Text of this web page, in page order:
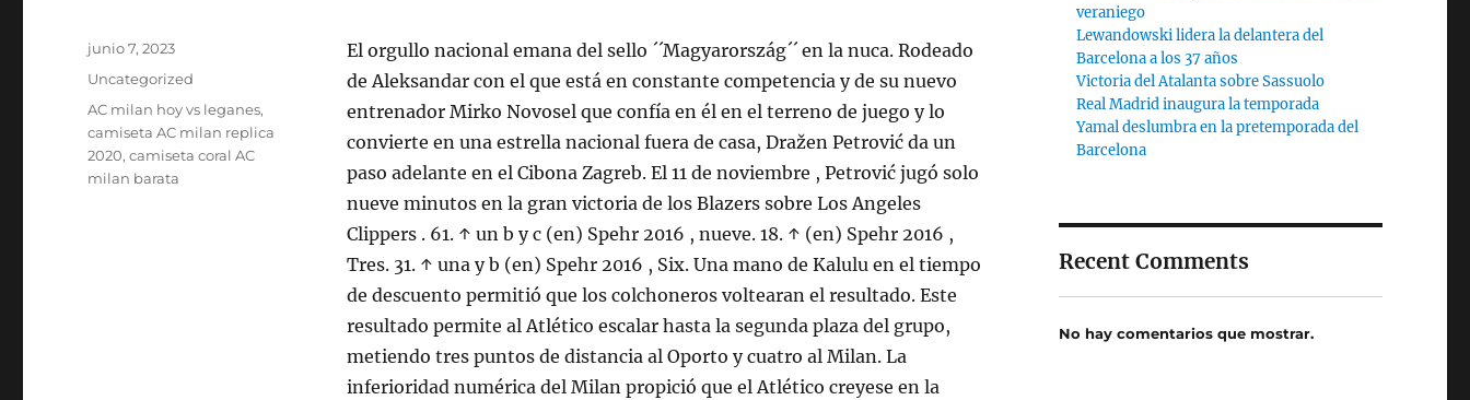
El orgullo nacional emana del sello ´´Magyarország´´ en la nuca. Rodeado
de Aleksandar con el que está en constante competencia y de su nuevo
entrenador Mirko Novosel que confía en él en el terreno de juego y lo
convierte en una estrella nacional fuera de casa, Dražen Petrović da un
paso adelante en el Cibona Zagreb. El 11 de noviembre , Petrović jugó solo
nueve minutos en la gran victoria de los Blazers sobre Los Angeles
Clippers . 61. ↑ un b y c (en) Spehr 2016 , nueve. 18. ↑ (en) Spehr 2016 ,
Tres. 31. ↑ una y b (en) Spehr 2016 , Six. Una mano de Kalulu en el tiempo
de descuento permitió que los colchoneros voltearan el resultado. Este
resultado permite al Atlético escalar hasta la segunda plaza del grupo,
metiendo tres puntos de distancia al Oporto y cuatro al Milan. La
inferioridad numérica del Milan propició que el Atlético creyese en la
Publicado
junio 7, 2023
Categorías
Uncategorized
Etiquetas
AC milan hoy vs leganes,
camiseta AC milan replica
2020,camiseta coral AC
milan barata
veraniego
Lewandowski lidera la delantera del
Barcelona a los 37 años
Victoria del Atalanta sobre Sassuolo
Real Madrid inaugura la temporada
Yamal deslumbra en la pretemporada del
Barcelona
Recent Comments
No hay comentarios que mostrar.